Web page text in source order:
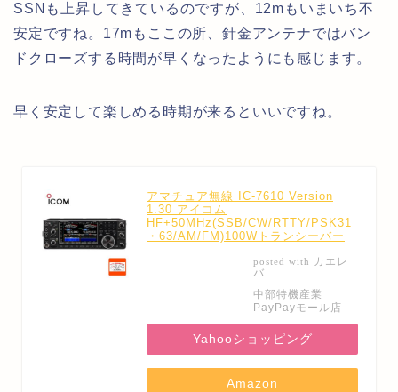
SSNも上昇してきているのですが、12mもいまいち不
安定ですね。17mもここの所、針金アンテナではバン
ドクローズする時間が早くなったようにも感じます。
早く安定して楽しめる時期が来るといいですね。
アマチュア無線 IC-7610 Version
1.30 アイコム
HF+50MHz(SSB/CW/RTTY/PSK31
・63/AM/FM)100Wトランシーバー
posted with カエレ
バ
中部特機産業
PayPayモール店
Yahooショッピング
Amazon